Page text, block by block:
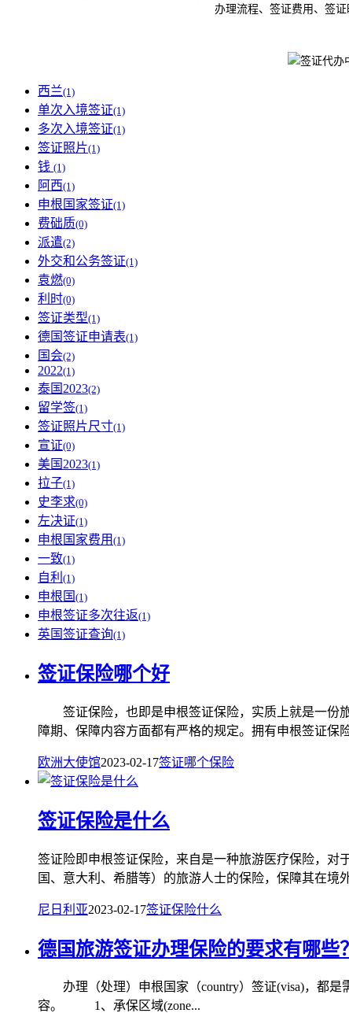
办理流程、签证费用、签
西兰(1)
单次入境签证(1)
多次入境签证(1)
签证照片(1)
钱 (1)
阿西(1)
申根国家签证(1)
费础质(0)
派遣(2)
外交和公务签证(1)
袁燃(0)
利时(0)
签证类型(1)
德国签证申请表(1)
国会(2)
2022(1)
泰国2023(2)
留学签(1)
签证照片尺寸(1)
宣证(0)
美国2023(1)
拉子(1)
史李求(0)
左决证(1)
申根国家费用 (1)
一致(1)
自利 (1)
申根国 (1)
申根签证多次往返(1)
英国签证查询(1)
签证保险哪个好
签证保险，也即是申根签证保险，实质上就是一份
障期、保障内容方面都有严格的规定。拥有申根签证保
欧洲大使馆2023-02-17签证哪个保险
签证保险是什么
签证险即申根签证保险，来自是一种旅游医疗保险，对
国、意大利、希腊等）的旅游人士的保险，保障其在境
尼日利亚2023-02-17签证保险什么
德国旅游签证办理保险的要求有哪些？
办理（处理）申根国家（country）签证(visa)，都是
容。 1、承保区域(zone...